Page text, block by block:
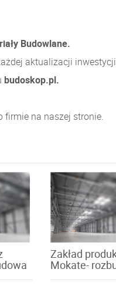
Budowlane.
aktualizacji
budoskop.pl.
firmie na naszej stronie.
Zakład
Mokate-